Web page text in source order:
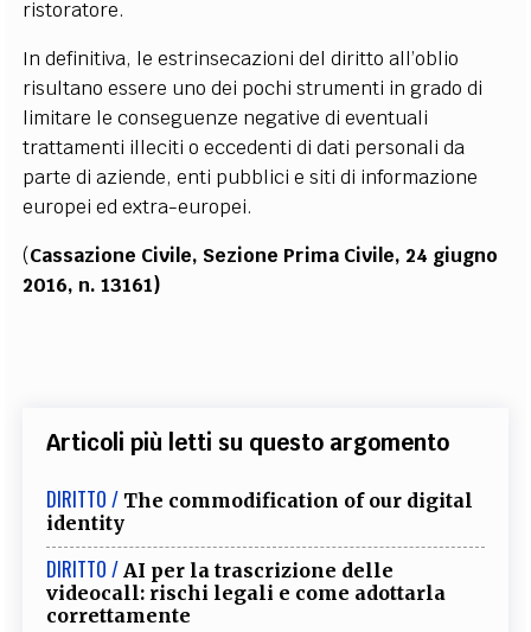
ristoratore.
In definitiva, le estrinsecazioni del diritto all’oblio
risultano essere uno dei pochi strumenti in grado di
limitare le conseguenze negative di eventuali
trattamenti illeciti o eccedenti di dati personali da
parte di aziende, enti pubblici e siti di informazione
europei ed extra-europei.
(Cassazione Civile, Sezione Prima Civile, 24 giugno
2016, n. 13161)
Articoli più letti su questo argomento
DIRITTO / The commodification of our digital
identity
DIRITTO / AI per la trascrizione delle
videocall: rischi legali e come adottarla
correttamente